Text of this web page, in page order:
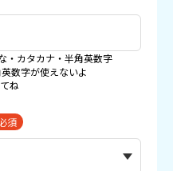
・カタカナ・半角英数字
数字が使えないよ
ね
須